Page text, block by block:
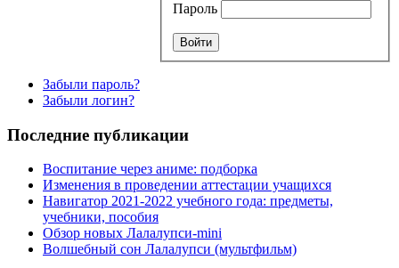
Пароль
Забыли пароль?
Забыли логин?
Последние публикации
Воспитание через аниме: подборка
Изменения в проведении аттестации учащихся
Навигатор 2021-2022 учебного года: предметы,
учебники, пособия
Обзор новых Лалалупси-mini
Волшебный сон Лалалупси (мультфильм)